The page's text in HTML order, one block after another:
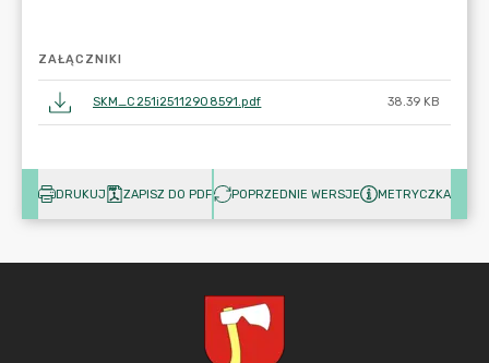
ZAŁĄCZNIKI
SKM_C251i25112908591.pdf 38.39 KB
DRUKUJ ZAPISZ DO PDF POPRZEDNIE WERSJE METRYCZKA